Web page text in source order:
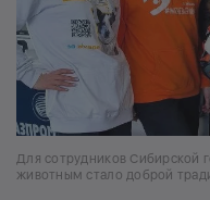
Для сотрудников Сибирской
животным стало доброй